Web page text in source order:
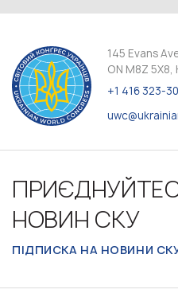
145 Evans
ON M8Z 5X8,
+1 416 323-
НОВИН СКУ
ПІДПИСКА НА НОВИНИ